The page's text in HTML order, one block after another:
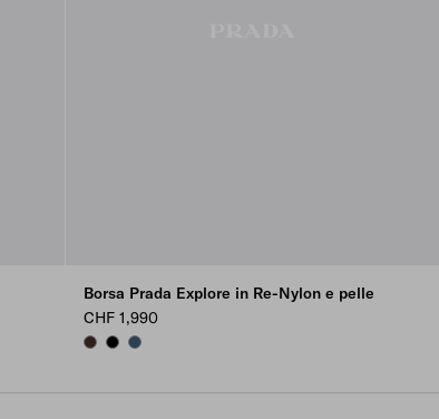
Borsa Prada Explore in Re-Nylon e pelle
CHF 1,990
SIENNA
BLACKAVIATION BLUE